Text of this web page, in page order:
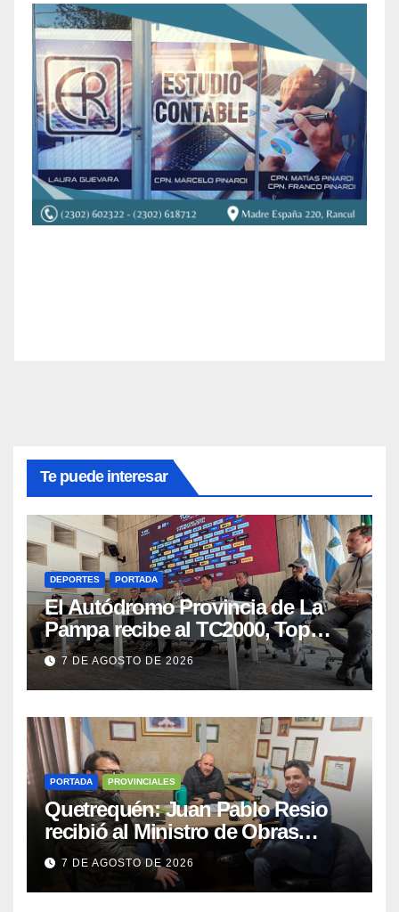
Te puede interesar
DEPORTES PORTADA
El Autódromo Provincia de La
Pampa recibe al TC2000, Top
Race y Fórmula Nacional este fin
de semana
7 DE AGOSTO DE 2026
PORTADA PROVINCIALES
Quetrequén: Juan Pablo Resio
recibió al Ministro de Obras
Públicas y al Presidente de
Vialidad para recorrer la ruta a
Villa Huidobro
7 DE AGOSTO DE 2026